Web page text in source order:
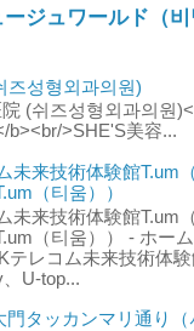
ジュワールド（
즈성형외과의원)
(쉬즈성형외과의원
b><br/>SHE'S美容...
未来技術体験館T.um
（티움））
未来技術体験館T.um
（티움）） - ホー
テレコム未来技術体
U-top...
門タッカンマリ通り